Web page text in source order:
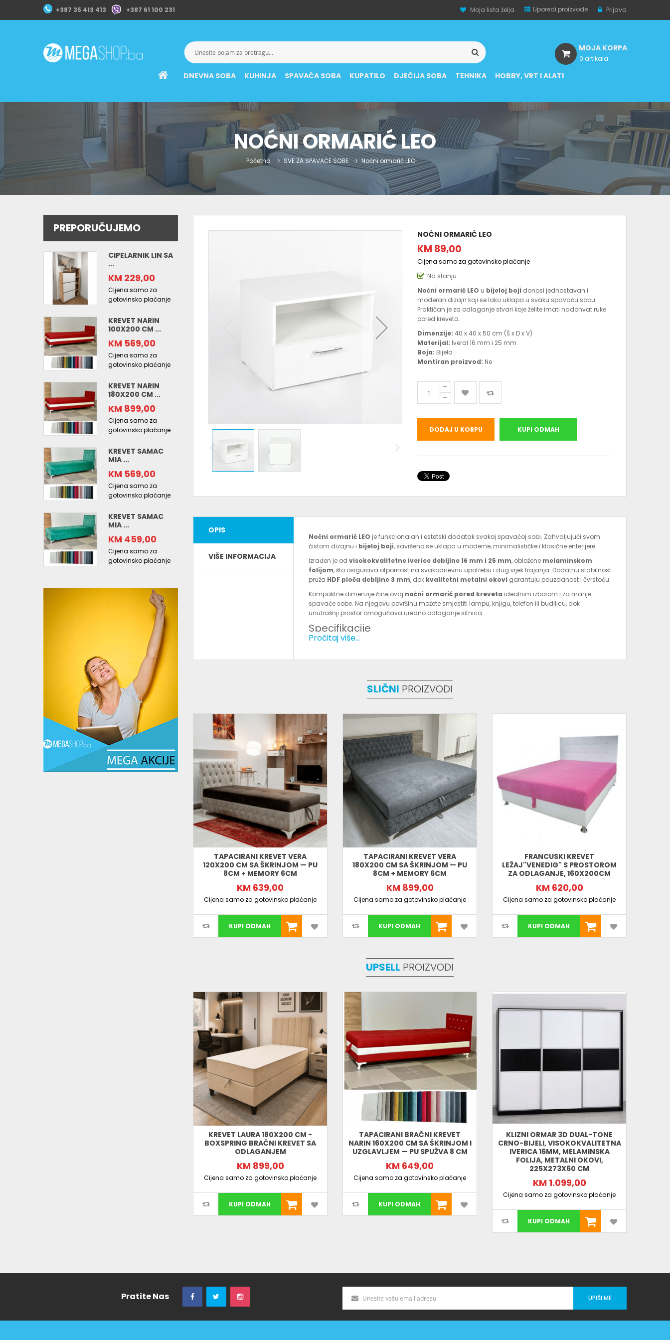
+387 35 413 413 +387 61 100 231 Moja lista želja Uporedi proizvode Prijava
DNEVNA SOBA KUHINJA SPAVAĆA SOBA KUPATILO DJEČIJA SOBA TEHNIKA HOBBY, VRT I ALATI
MOJA KORPA
0 artikala
NOĆNI ORMARIĆ LEO
Početna SVE ZA SPAVAĆE SOBE Noćni ormarić LEO
NOĆNI ORMARIĆ LEO
KM 89,00
Cijena samo za gotovinsko plaćanje
Na stanju
Noćni ormarić LEO u bijeloj boji donosi jednostavan i
moderan dizajn koji se lako uklapa u svaku spavaću sobu.
Praktičan je za odlaganje stvari koje želite imati nadohvat ruke
pored kreveta.
Dimenzije: 40 x 40 x 50 cm (Š x D x V)
Materijal: Iveral 16 mm i 25 mm
Boja: Bijela
Montiran proizvod: Ne
DODAJ U KORPU KUPI ODMAH
OPIS
VIŠE INFORMACIJA
Noćni ormarić LEO je funkcionalan i estetski dodatak svakoj spavaćoj sobi. Zahvaljujući svom
čistom dizajnu i bijeloj boji, savršeno se uklapa u moderne, minimalističke i klasične enterijere.
Izrađen je od visokokvalitetne iverice debljine 16 mm i 25 mm, obložene melaminskom
folijom, što osigurava otpornost na svakodnevnu upotrebu i dug vijek trajanja. Dodatnu stabilnost
pruža HDF ploča debljine 3 mm, dok kvalitetni metalni okovi garantuju pouzdanost i čvrstoću.
Kompaktne dimenzije čine ovaj noćni ormarić pored kreveta idealnim izborom i za manje
spavaće sobe. Na njegovu površinu možete smjestiti lampu, knjigu, telefon ili budilicu, dok
unutrašnji prostor omogućava uredno odlaganje sitnica.
Specifikacije
Model:LEO
Materijal:Iveral 16 mm i 25 mm, HDF 3 mm
Montiran proizvod:Ne
Za čišćenje koristitisuhu i mekanu krpuza prašinu.
Po potrebi koristiti
, a zatim obrisati suhom.
Pročitaj više...
SLIČNI PROIZVODI
TAPACIRANI KREVET VERA
120X200 CM SA ŠKRINJOM — PU
8CM + MEMORY 6CM
KM 639,00
Cijena samo za gotovinsko plaćanje
KUPI ODMAH
TAPACIRANI KREVET VERA
180X200 CM SA ŠKRINJOM — PU
8CM + MEMORY 6CM
KM 899,00
Cijena samo za gotovinsko plaćanje
KUPI ODMAH
FRANCUSKI KREVET
LEŽAJ"VENEDIG" S PROSTOROM
ZA ODLAGANJE, 160X200CM
KM 620,00
Cijena samo za gotovinsko plaćanje
KUPI ODMAH
UPSELL PROIZVODI
KREVET LAURA 180X200 CM -
BOXSPRING BRAČNI KREVET SA
ODLAGANJEM
KM 899,00
Cijena samo za gotovinsko plaćanje
KUPI ODMAH
TAPACIRANI BRAČNI KREVET
NARIN 160X200 CM SA ŠKRINJOM I
UZGLAVLJEM — PU SPUŽVA 8 CM
KM 649,00
Cijena samo za gotovinsko plaćanje
KUPI ODMAH
KLIZNI ORMAR 3D DUAL-TONE
CRNO-BIJELI, VISOKOKVALITETNA
IVERICA 16MM, MELAMINSKA
FOLIJA, METALNI OKOVI,
225X273X60 CM
KM 1.099,00
Cijena samo za gotovinsko plaćanje
KUPI ODMAH
PREPORUČUJEMO
CIPELARNIK LIN SA
...
KM 229,00
Cijena samo za
gotovinsko plaćanje
KREVET NARIN
100X200 CM ...
KM 569,00
Cijena samo za
gotovinsko plaćanje
KREVET NARIN
180X200 CM ...
KM 899,00
Cijena samo za
gotovinsko plaćanje
KREVET SAMAC
MIA ...
KM 569,00
Cijena samo za
gotovinsko plaćanje
KREVET SAMAC
MIA ...
KM 459,00
Cijena samo za
gotovinsko plaćanje
Pratite Nas UPIŠI ME